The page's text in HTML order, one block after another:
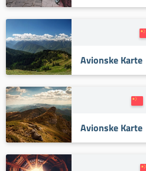
Avionske Karte
Avionske Karte